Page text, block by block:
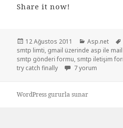
Share it now!
Yayın
tarihi
12 Ağustos 2011 Kategoriler
Asp.net
smtp limti, gmail üzerinde asp ile
smtp gönderi formu, smtp iletişim
try catch finally
Asp.net smtp
7 yorum
WordPress gururla sunar